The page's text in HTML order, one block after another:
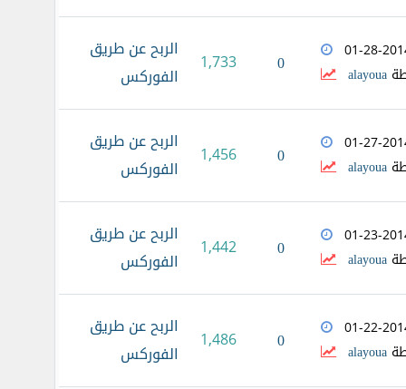
01-28-
alayoua
0
1,733
الربح عن طريق
الفوركس
01-27-
alayoua
0
1,456
الربح عن طريق
الفوركس
01-23-
alayoua
0
1,442
الربح عن طريق
الفوركس
01-22-
alayoua
0
1,486
الربح عن طريق
الفوركس